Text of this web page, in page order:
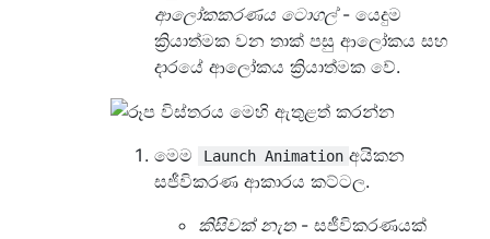
ආලෝකකරණය ටොගල්- යෙදුම
ක්‍රියාත්මක වන තාක් පසු ආලෝකය සහ
දාරයේ ආලෝකය ක්‍රියාත්මක වේ.
මෙම Launch Animation අයිකන
සජීවිකරණ ආකාරය කට්ටල.
කිසිවක් නැත- සජීවිකරණයක්